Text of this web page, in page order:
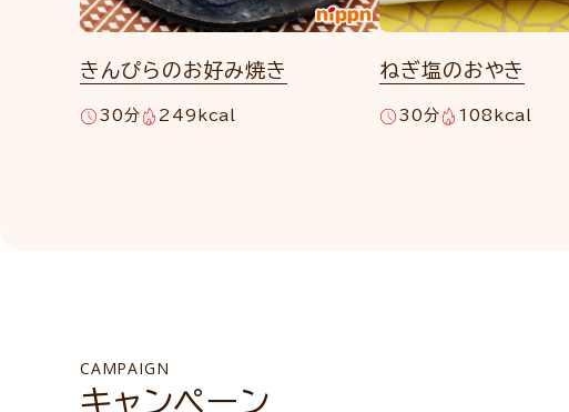
きんぴらのお好み焼き
30分 249kcal
ねぎ塩のおやき
30分 108kcal
CAMPAIGN
キャンペーン